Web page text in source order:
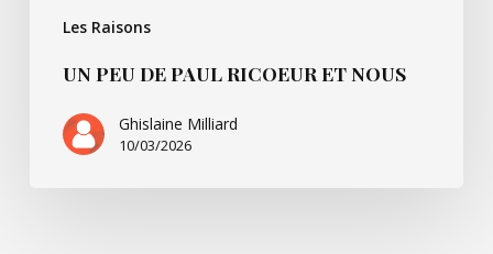
Les Raisons
UN PEU DE PAUL RICOEUR ET NOUS
Ghislaine Milliard
10/03/2026